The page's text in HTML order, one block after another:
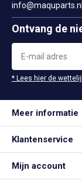
info@maquparts.nl
Ontvang de
* Lees hier de
Meer informatie
Klantenservice
Mijn account